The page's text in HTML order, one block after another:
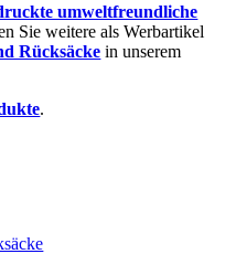
umweltfreundliche
Sie weitere als Werbartikel
Rücksäcke in unserem
.